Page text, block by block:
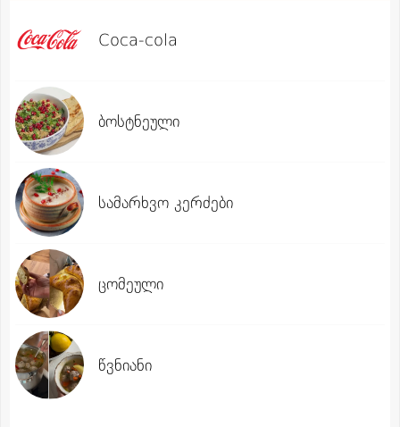
Coca-cola
ბოსტნეული
სამარხვო კერძები
ცომეული
წვნიანი